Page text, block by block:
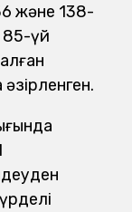
және 138-
үй